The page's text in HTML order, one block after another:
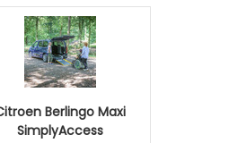
Berlingo Maxi
SimplyAccess